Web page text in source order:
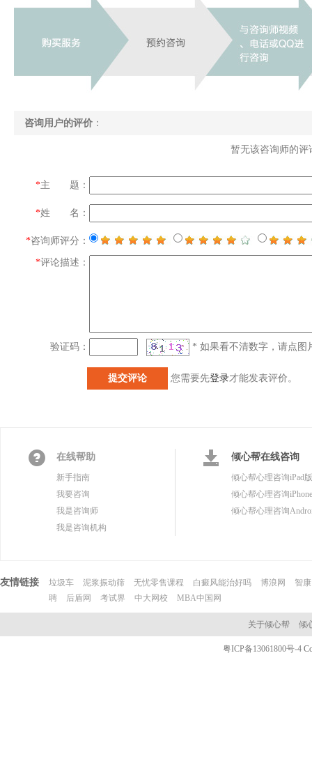
咨询用户的评价 ：
暂无该咨询师的评
*主 题：
*姓 名：
*咨询师评分：
*评论描述：
验证码： * 如果看不清数字，请点图
您需要先登录才能发表评价。
在线帮助
新手指南
我要咨询
我是咨询师
我是咨询机构
倾心帮在线咨询
倾心帮心理咨询iPad版
倾心帮心理咨询
倾心帮心理咨询
友情链接 垃圾车 泥浆振动筛 无忧零售课程 白癜风能治好吗 博浪网
智
聘
后盾网 考试界 中大网校 MBA中国网
关于倾心帮 倾
粤ICP备13061800号-4